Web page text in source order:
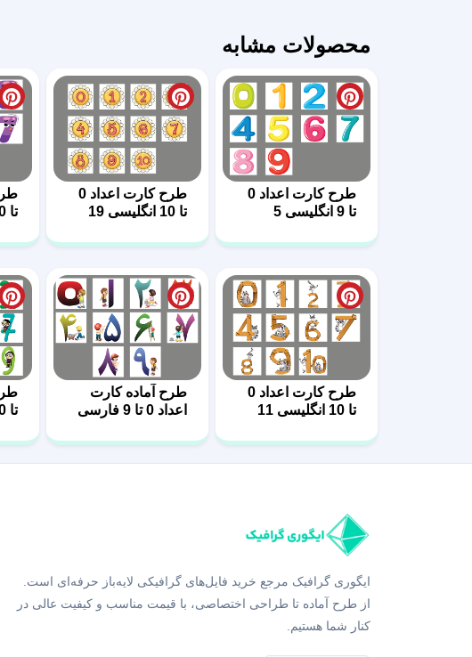
محصولات مشابه
طرح کارت اعداد 0
تا 9 انگلیسی 5
طرح کارت اعداد 0
تا 10 انگلیسی 19
تا 10 انگلیسی 18
طرح کارت اعداد 0
تا 10 انگلیسی 11
طرح آماده کارت
اعداد 0 تا 9 فارسی
تا 10 انگلیسی 1
ایگوری گرافیک مرجع خرید فایل‌های گرافیکی لایه‌باز حرفه‌ای است.
از طرح آماده تا طراحی اختصاصی، با قیمت مناسب و کیفیت عالی در
کنار شما هستیم.